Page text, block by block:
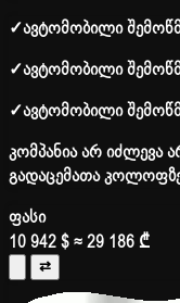
✓ავტომობილი
✓ავტომობილი
✓ავტომობილი
კომპანია არ იძლევა
გადაცემათა
ფასი
10 942 $≈ 29 186 ₾
⇄